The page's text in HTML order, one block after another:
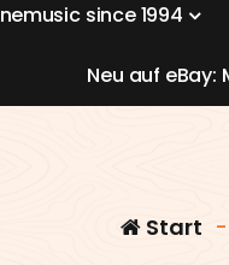
nemusic since1994
Neu auf eBay:
Start -